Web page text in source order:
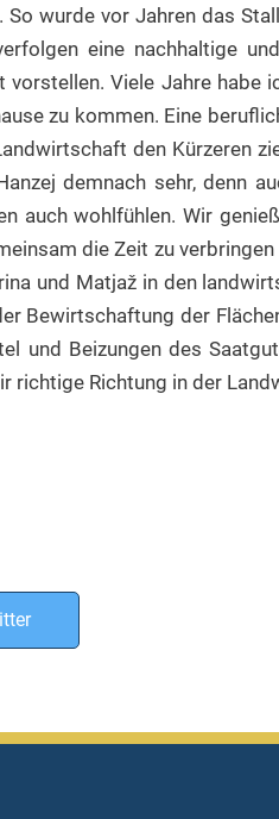
wurde vor Jahren das
eine nachhaltige
Viele Jahre habe
zu kommen. Eine
den Kürzeren
demnach sehr, denn
wohlfühlen. Wir
die Zeit zu
und Matjaž in den
Bewirtschaftung der
und Beizungen des
Richtung in der